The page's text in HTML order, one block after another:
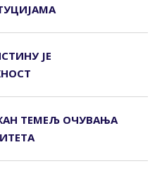
ЈЕ
ТЕМЕЉ ОЧУВАЊА